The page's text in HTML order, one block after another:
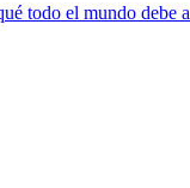
todo el mundo debe